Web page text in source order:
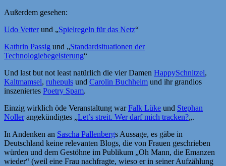
Außerdem gesehen:
Udo Vetterund „Spielregeln für das Netz“
Kathrin Passig und „Standardsituationen der
Technologiebegeisterung“
Und last but not least natürlich die vier Damen HappySchnitzel,
Kaltmamsel, ruhepuls und Carolin Buchheim und ihr grandios
inszeniertes Poetry Spam.
Einzig wirklich öde Veranstaltung warFalk Lüke und Stephan
Nollerangekündigtes „Let’s streit. Wer darf mich tracken?„.
In Andenken an Sascha Pallenbergs Aussage, es gäbe in
Deutschland keine relevanten Blogs, die von Frauen geschrieben
würden und dem Gestöhne im Publikum „Oh Mann, die Emanzen
wieder“ (weil eine Frau nachfragte, wieso er in seiner Aufzählung